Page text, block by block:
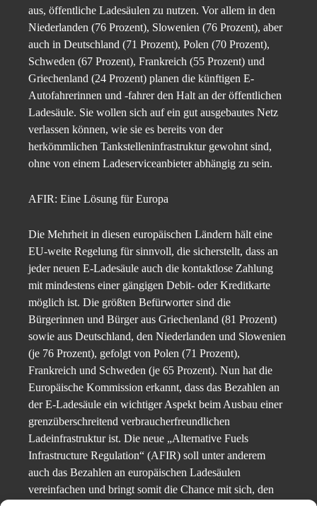
aus, öffentliche Ladesäulen zu nutzen. Vor allem in den
Niederlanden (76 Prozent), Slowenien (76 Prozent), aber
auch in Deutschland (71 Prozent), Polen (70 Prozent),
Schweden (67 Prozent), Frankreich (55 Prozent) und
Griechenland (24 Prozent) planen die künftigen E-
Autofahrerinnen und -fahrer den Halt an der öffentlichen
Ladesäule. Sie wollen sich auf ein gut ausgebautes Netz
verlassen können, wie sie es bereits von der
herkömmlichen Tankstelleninfrastruktur gewohnt sind,
ohne von einem Ladeserviceanbieter abhängig zu sein.
AFIR: Eine Lösung für Europa
Die Mehrheit in diesen europäischen Ländern hält eine
EU-weite Regelung für sinnvoll, die sicherstellt, dass an
jeder neuen E-Ladesäule auch die kontaktlose Zahlung
mit mindestens einer gängigen Debit- oder Kreditkarte
möglich ist. Die größten Befürworter sind die
Bürgerinnen und Bürger aus Griechenland (81 Prozent)
sowie aus Deutschland, den Niederlanden und Slowenien
(je 76 Prozent), gefolgt von Polen (71 Prozent),
Frankreich und Schweden (je 65 Prozent). Nun hat die
Europäische Kommission erkannt, dass das Bezahlen an
der E-Ladesäule ein wichtiger Aspekt beim Ausbau einer
grenzüberschreitend verbraucherfreundlichen
Ladeinfrastruktur ist. Die neue „Alternative Fuels
Infrastructure Regulation“ (AFIR) soll unter anderem
auch das Bezahlen an europäischen Ladesäulen
vereinfachen und bringt somit die Chance mit sich, den